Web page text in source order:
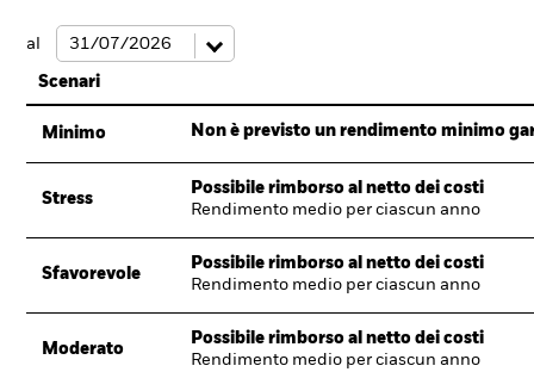
al
Scenari
Minimo Non è previsto un rendimento minimo
Stress
Possibile rimborso al netto dei costi
Rendimento medio per ciascun anno
Sfavorevole
Possibile rimborso al netto dei costi
Rendimento medio per ciascun anno
Moderato
Possibile rimborso al netto dei costi
Rendimento medio per ciascun anno